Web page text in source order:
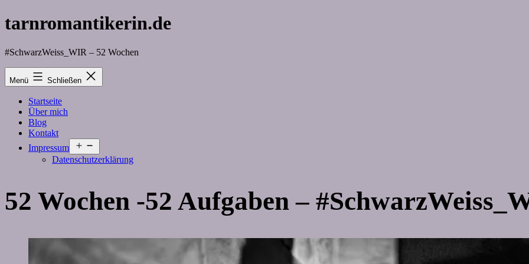
Zum
Inhalt
tarnromantikerin.de
#SchwarzWeiss_WIR – 52 Wochen
Menü Schließen
Startseite
Über mich
Blog
Kontakt
Impressum
öffnen
Datenschutzerklärung
52 Wochen -52 Aufgaben –